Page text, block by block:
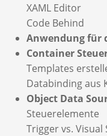
XAML Editor
Code Behind
Anwendung für
Container
Templates
Databinding aus
Object Data
Steuerelemente
Trigger vs. Visual